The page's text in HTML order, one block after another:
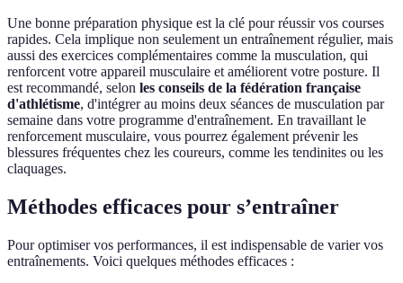
Une bonne préparation physique est la clé pour réussir vos courses
rapides. Cela implique non seulement un entraînement régulier, mais
aussi des exercices complémentaires comme la musculation, qui
renforcent votre appareil musculaire et améliorent votre posture. Il
est recommandé, selon les conseils de la fédération française
d'athlétisme, d'intégrer au moins deux séances de musculation par
semaine dans votre programme d'entraînement. En travaillant le
renforcement musculaire, vous pourrez également prévenir les
blessures fréquentes chez les coureurs, comme les tendinites ou les
claquages.
Méthodes efficaces pour s’entraîner
Pour optimiser vos performances, il est indispensable de varier vos
entraînements. Voici quelques méthodes efficaces :